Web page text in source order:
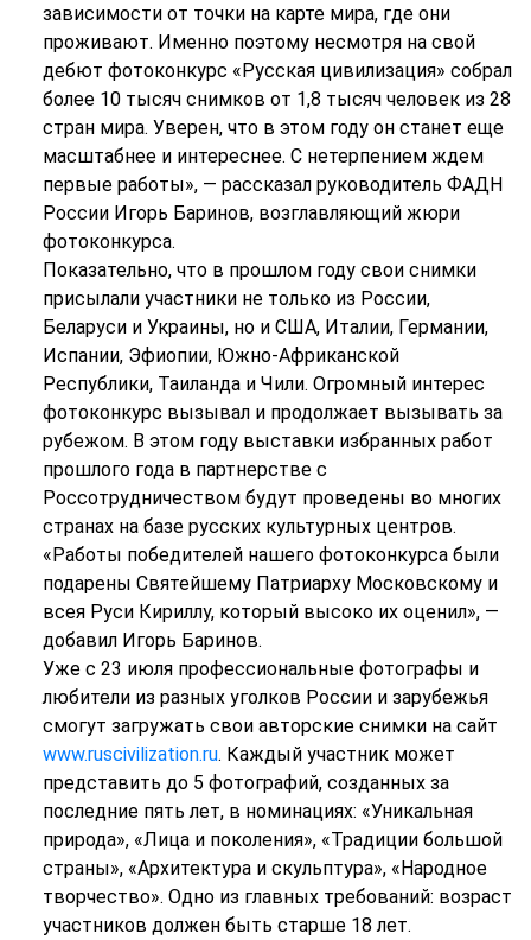
зависимости от точки на карте мира, где они
проживают. Именно поэтому несмотря на свой
дебют фотоконкурс «Русская цивилизация» собрал
более 10 тысяч снимков от 1,8 тысяч человек из 28
стран мира. Уверен, что в этом году он станет еще
масштабнее и интереснее. С нетерпением ждем
первые работы», — рассказал руководитель ФАДН
России Игорь Баринов, возглавляющий жюри
фотоконкурса.
Показательно, что в прошлом году свои снимки
присылали участники не только из России,
Беларуси и Украины, но и США, Италии, Германии,
Испании, Эфиопии, Южно-Африканской
Республики, Таиланда и Чили. Огромный интерес
фотоконкурс вызывал и продолжает вызывать за
рубежом. В этом году выставки избранных работ
прошлого года в партнерстве с
Россотрудничеством будут проведены во многих
странах на базе русских культурных центров.
«Работы победителей нашего фотоконкурса были
подарены Святейшему Патриарху Московскому и
всея Руси Кириллу, который высоко их оценил», —
добавил Игорь Баринов.
Уже с 23 июля профессиональные фотографы и
любители из разных уголков России и зарубежья
смогут загружать свои авторские снимки на сайт
www.ruscivilization.ru. Каждый участник может
представить до 5 фотографий, созданных за
последние пять лет, в номинациях: «Уникальная
природа», «Лица и поколения», «Традиции большой
страны», «Архитектура и скульптура», «Народное
творчество». Одно из главных требований: возраст
участников должен быть старше 18 лет.